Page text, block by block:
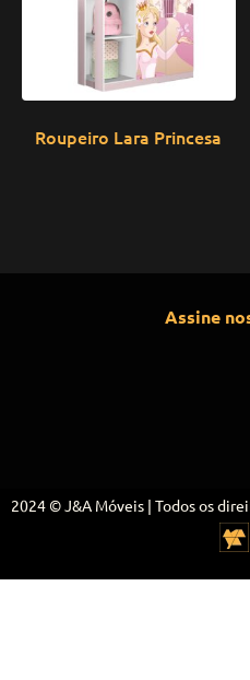
Roupeiro Lara Princesa
Assine
2024 © J&A Móveis | Todos os